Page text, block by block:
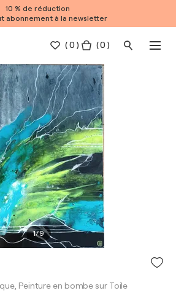
10 % de réduction
abonnement à la newsletter
(0 ) ( 0 )
1/9
Peinture en bombe sur Toile